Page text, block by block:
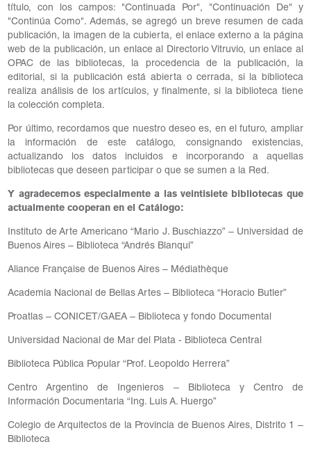
título, con los campos: "Continuada Por", "Continuación De" y
"Continúa Como". Además, se agregó un breve resumen de cada
publicación, la imagen de la cubierta, el enlace externo a la página
web de la publicación, un enlace al Directorio Vitruvio, un enlace al
OPAC de las bibliotecas, la procedencia de la publicación, la
editorial, si la publicación está abierta o cerrada, si la biblioteca
realiza análisis de los artículos, y finalmente, si la biblioteca tiene
la colección completa.
Por último, recordamos que nuestro deseo es, en el futuro, ampliar
la información de este catálogo, consignando existencias,
actualizando los datos incluidos e incorporando a aquellas
bibliotecas que deseen participar o que se sumen a la Red.
Y agradecemos especialmente a las veintisiete bibliotecas que
actualmente cooperan en el Catálogo:
Instituto de Arte Americano “Mario J. Buschiazzo” – Universidad de
Buenos Aires – Biblioteca “Andrés Blanqui”
Aliance Française de Buenos Aires – Médiathèque
Academia Nacional de Bellas Artes – Biblioteca “Horacio Butler”
Proatlas – CONICET/GAEA – Biblioteca y fondo Documental
Universidad Nacional de Mar del Plata - Biblioteca Central
Biblioteca Pública Popular “Prof. Leopoldo Herrera”
Centro Argentino de Ingenieros – Biblioteca y Centro de
Información Documentaria “Ing. Luis A. Huergo”
Colegio de Arquitectos de la Provincia de Buenos Aires, Distrito 1 –
Biblioteca